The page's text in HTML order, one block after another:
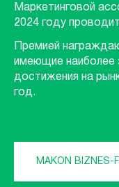
Маркетинговой
2024 году
Премией
имеющие наиболее
достижения на
год.
MAKON BIZNES-